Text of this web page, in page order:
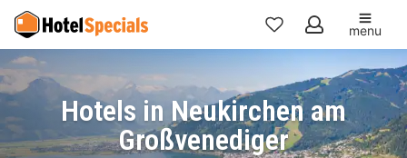
Mijn
favorieten
menu
Hotels in Neukirchen am
Großvenediger